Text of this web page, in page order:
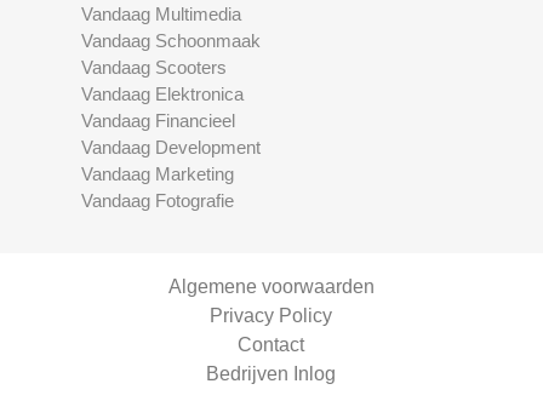
Vandaag Multimedia
Vandaag Schoonmaak
Vandaag Scooters
Vandaag Elektronica
Vandaag Financieel
Vandaag Development
Vandaag Marketing
Vandaag Fotografie
Algemene voorwaarden
Privacy Policy
Contact
Bedrijven Inlog